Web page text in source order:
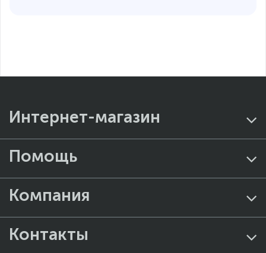
Интернет-магазин
Помощь
Компания
Контакты